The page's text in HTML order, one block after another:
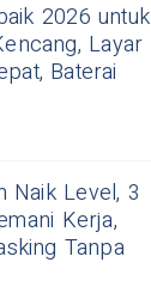
2026 untuk
Layar
Baterai
Naik Level, 3
Kerja,
Tanpa